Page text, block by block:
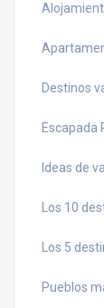
Destinos
Escapada
Ideas de
Los 10
Los 5
Pueblos